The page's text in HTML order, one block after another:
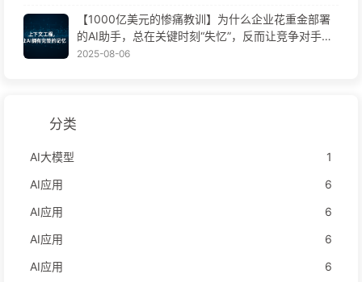
【1000亿美元的惨痛教训】为什么企业花重金部署
的AI助手，总在关键时刻“失忆”，反而让竞争对手实
现90%性能提升？——慢慢学AI169
2025-08-06
分类
AI大模型
1
AI应用
6
AI应用
6
AI应用
6
AI应用
6